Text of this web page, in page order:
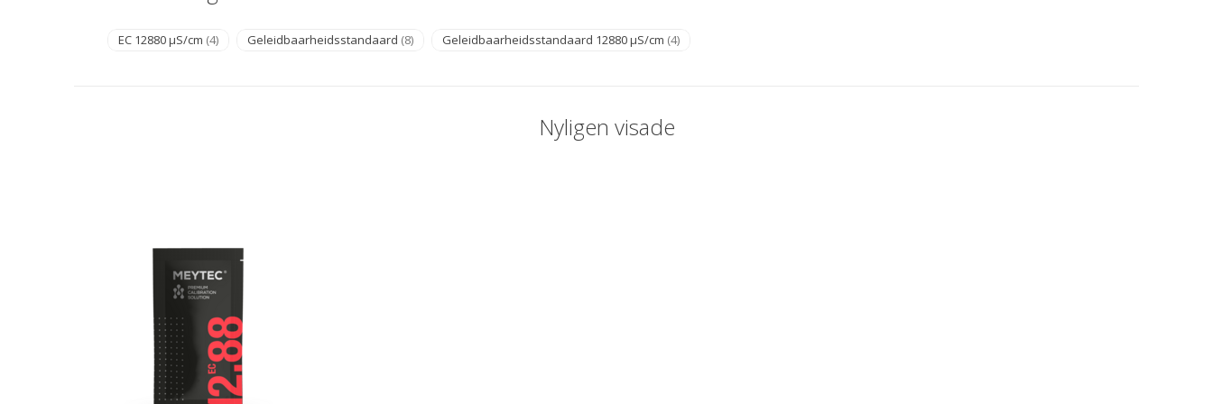
EC 12880 µS/cm (4) Geleidbaarheidsstandaard (8) Geleidbaarheidsstandaard 12880 µS/cm (4)
Nyligen visade